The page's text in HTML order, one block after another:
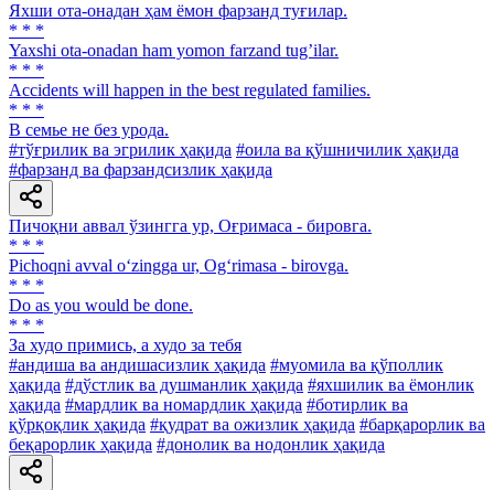
Яхши ота-онадан ҳам ёмон фарзанд туғилар.
* * *
Yaxshi ota-onadan ham yomon farzand tugʼilar.
* * *
Accidents will happen in the best regulated families.
* * *
В семье не без урода.
#тўғрилик ва эгрилик ҳақида #оила ва қўшничилик ҳақида
#фарзанд ва фарзандсизлик ҳақида
Пичоқни аввал ўзингга ур, Оғримаса - бировга.
* * *
Pichoqni avval o‘zingga ur, Og‘rimasa - birovga.
* * *
Do as you would be done.
* * *
За худо примись, а худо за тебя
#андиша ва андишасизлик ҳақида #муомила ва қўполлик
ҳақида #дўстлик ва душманлик ҳақида #яхшилик ва ёмонлик
ҳақида #мардлик ва номардлик ҳақида #ботирлик ва
қўрқоқлик ҳақида #қудрат ва ожизлик ҳақида #барқарорлик ва
беқарорлик ҳақида #донолик ва нодонлик ҳақида